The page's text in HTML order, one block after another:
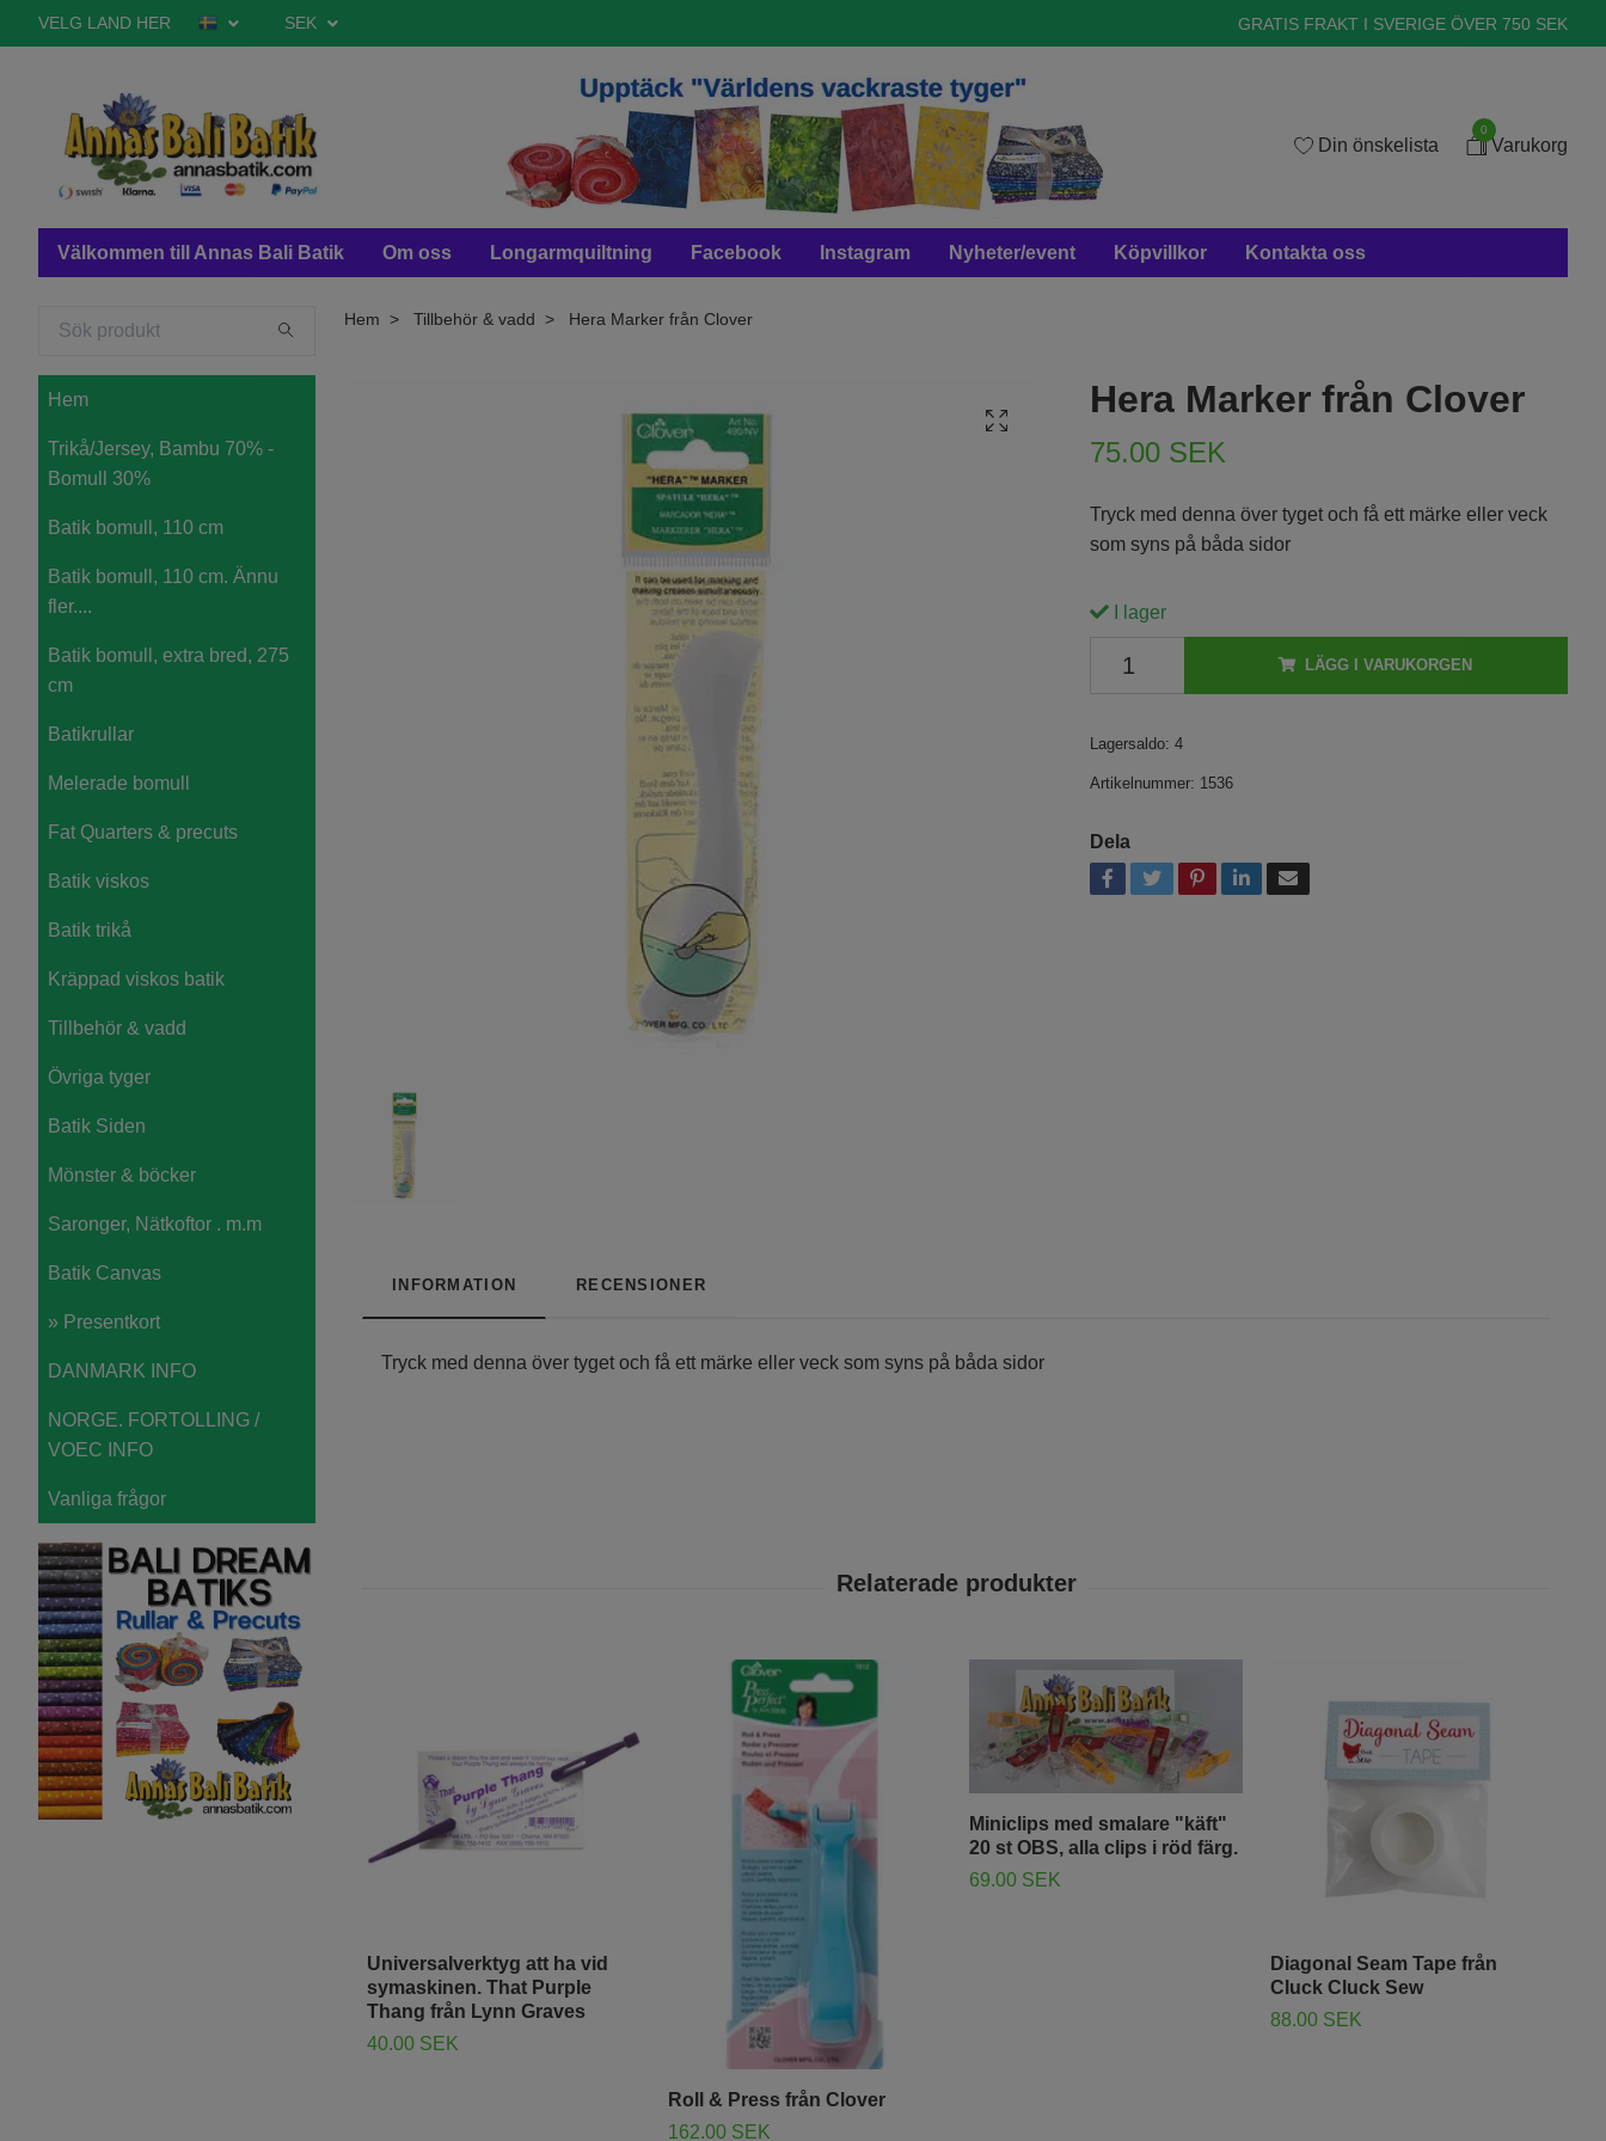
VELG LAND HER SEK GRATIS FRAKT I SVERIGE ÖVER 750 SEK
Din önskelista
0
Varukorg
Välkommen till Annas Bali Batik Om oss Longarmquiltning Facebook Instagram Nyheter/event Köpvillkor Kontakta oss
Hem
Trikå/Jersey, Bambu 70% -
Bomull 30%
Batik bomull, 110 cm
Batik bomull, 110 cm. Ännu
fler....
Batik bomull, extra bred, 275
cm
Batikrullar
Melerade bomull
Fat Quarters & precuts
Batik viskos
Batik trikå
Kräppad viskos batik
Tillbehör & vadd
Övriga tyger
Batik Siden
Mönster & böcker
Saronger, Nätkoftor . m.m
Batik Canvas
» Presentkort
DANMARK INFO
NORGE. FORTOLLING /
VOEC INFO
Vanliga frågor
Hem Tillbehör & vadd Hera Marker från Clover
Hera Marker från Clover
75.00 SEK
Tryck med denna över tyget och få ett märke eller veck
som syns på båda sidor
I lager
LÄGG I VARUKORGEN
Lagersaldo: 4
Artikelnummer: 1536
Dela
INFORMATION RECENSIONER
Tryck med denna över tyget och få ett märke eller veck som syns på båda sidor
Universalverktyg att ha vid
symaskinen. That Purple
Thang från Lynn Graves
40.00 SEK
Roll & Press från Clover
162.00 SEK
Miniclips med smalare "käft"
20 st OBS, alla clips i röd färg.
69.00 SEK
Diagonal Seam Tape från
Cluck Cluck Sew
88.00 SEK